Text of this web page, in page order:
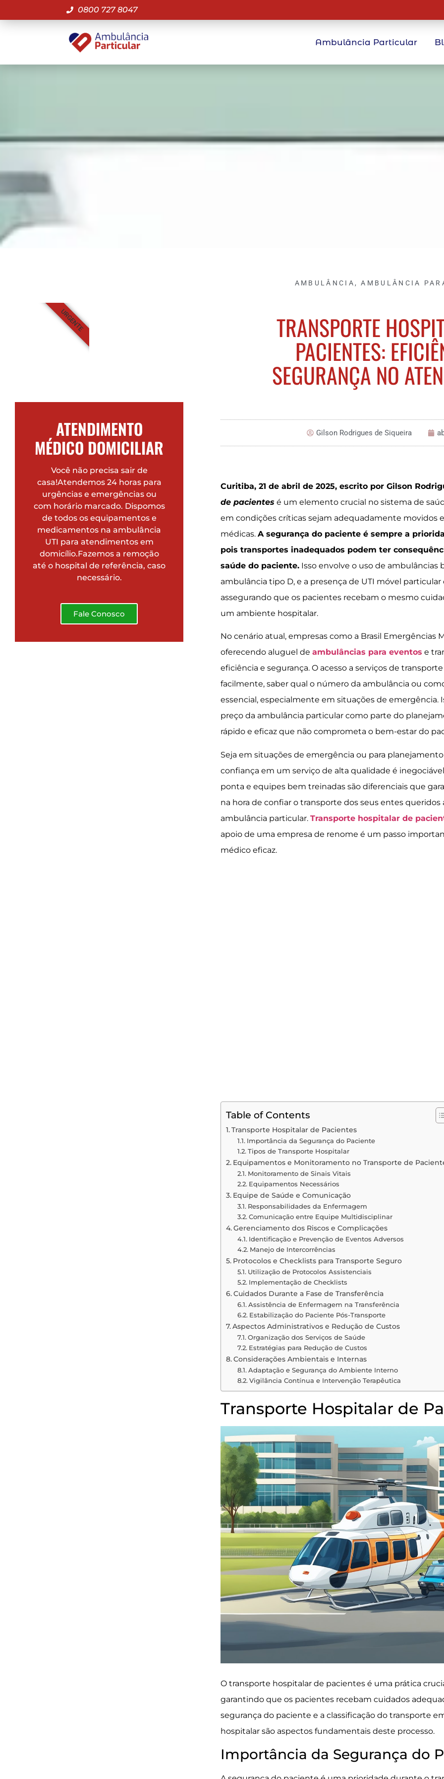
0800 727 8047
Ambulância Particular
ATENDIMENTO
MÉDICO DOMICILIAR
Você não precisa sair de
casa!Atendemos 24 horas para
urgências e emergências ou
com horário marcado. Dispomos
de todos os equipamentos e
medicamentos na ambulância
UTI para atendimentos em
domicílio.Fazemos a remoção
até o hospital de referência, caso
necessário.
Fale Conosco
URGENTE
AMBULÂNCIA ,AMBULÂNCIA
TRANSPORTE
PACIENTES:
SEGURANÇA NO
Gilson Rodrigues de Siqueira
Curitiba, 21 de abril de 2025, escrito por Gilson
de pacientes é um elemento crucial no sistema de
em condições críticas sejam adequadamente movidos
médicas.A segurança do paciente é sempre a
pois transportes inadequados podem ter
saúde do paciente. Isso envolve o uso de ambulâncias
ambulância tipo D, e a presença de UTI móvel
assegurando que os pacientes recebam o mesmo
um ambiente hospitalar.
No cenário atual, empresas como a Brasil Emergências
oferecendo aluguel deambulâncias para eventos e
eficiência e segurança. O acesso a serviços de
facilmente, saber qual o número da ambulância ou
essencial, especialmente em situações de emergência.
preço da ambulância particular como parte do
rápido e eficaz que não comprometa o bem-estar do
Seja em situações de emergência ou para
confiança em um serviço de alta qualidade é
ponta e equipes bem treinadas são diferenciais que
na hora de confiar o transporte dos seus entes queridos
ambulância particular.Transporte hospitalar de
apoio de uma empresa de renome é um passo
médico eficaz.
Table of Contents
Transporte Hospitalar de Pacientes
Importância da Segurança do Paciente
Tipos de Transporte Hospitalar
Equipamentos e Monitoramento no Transporte de
Monitoramento de Sinais Vitais
Equipamentos Necessários
Equipe de Saúde e Comunicação
Responsabilidades da Enfermagem
Comunicação entre Equipe Multidisciplinar
Gerenciamento dos Riscos e Complicações
Identificação e Prevenção de Eventos Adversos
Manejo de Intercorrências
Protocolos e Checklists para Transporte Seguro
Utilização de Protocolos Assistenciais
Implementação de Checklists
Cuidados Durante a Fase de Transferência
Assistência de Enfermagem na Transferência
Estabilização do Paciente Pós-Transporte
Aspectos Administrativos e Redução de Custos
Organização dos Serviços de Saúde
Estratégias para Redução de Custos
Considerações Ambientais e Internas
Adaptação e Segurança do Ambiente Interno
Vigilância Contínua e Intervenção Terapêutica
Transporte Hospitalar de
O transporte hospitalar de pacientes é uma prática
garantindo que os pacientes recebam cuidados
segurança do paciente e a classificação do transporte
hospitalar são aspectos fundamentais deste processo.
Importância da Segurança do